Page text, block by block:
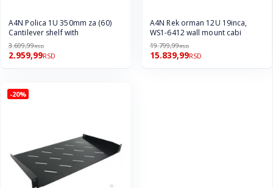
A4N Polica 1U 350mm za (60)
Cantilever shelf with
3.699,99RSD
2.959,99RSD
A4N Rek orman 12U 19inca,
WS1-6412 wall mount cabi
19.799,99RSD
15.839,99RSD
-20%